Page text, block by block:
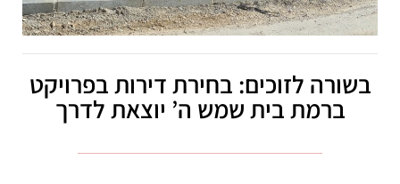
בשורה לזוכים: בחירת דירות בפרויקט
ברמת בית שמש ה’ יוצאת לדרך